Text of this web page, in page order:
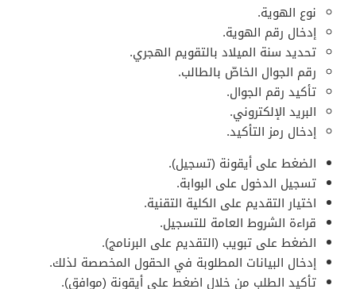
نوع الهوية.
إدخال رقم الهوية.
تحديد سنة الميلاد بالتقويم الهجري.
رقم الجوال الخاصّ بالطالب.
تأكيد رقم الجوال.
البريد الإلكتروني.
إدخال رمز التأكيد.
الضغط على أيقونة (تسجيل).
تسجيل الدخول على البوابة.
اختيار التقديم على الكلية التقنية.
قراءة الشروط العامة للتسجيل.
الضغط على تبويب (التقديم على البرنامج).
إدخال البيانات المطلوبة في الحقول المخصصة لذلك.
تأكيد الطلب من خلال اضغط على أيقونة (موافق).